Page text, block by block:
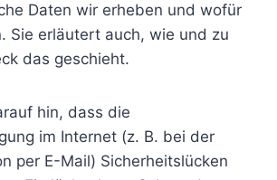
Daten wir erheben und wofür
Sie erläutert auch, wie und zu
das geschieht.
hin, dass die
im Internet (z. B. bei der
per E-Mail) Sicherheitslücken